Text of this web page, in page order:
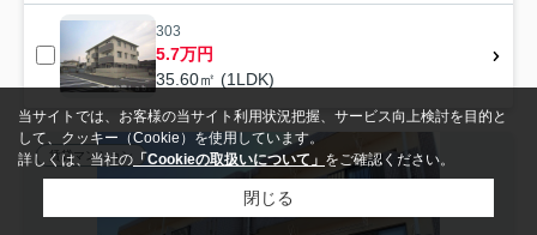
303
5.7万円
35.60㎡ (1LDK)
賃貸マンション
当サイトでは、お客様の当サイト利用状況把握、サービス向上検討を目的と
して、クッキー（Cookie）を使用しています。
詳しくは、当社の 「Cookieの取扱いについて」 をご確認ください。
閉じる